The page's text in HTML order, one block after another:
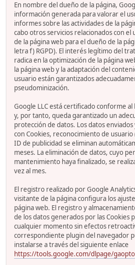
En nombre del dueño de la página,
información generada para valorar el
informes sobre las actividades de la
cabo otros servicios relacionados con
de la página web para el dueño de la
letra f) RGPD). El interés legítimo del
radica en la optimización de la página
la página web y la adaptación del
usuario están garantizados
pseudominización.
Google LLC está certificado conforme al
y, por tanto, queda garantizado un
protección de datos. Los datos enviados
con Cookies, reconocimiento de
ID de publicidad se eliminan
meses. La eliminación de datos, cuyo
mantenimiento haya finalizado, se
vez al mes.
El registro realizado por Google
visitante de la página configura los
página web. El registro y
de los datos generados por las Cookies
cualquier momento sin efectos
correspondiente plugin del navegador
instalarse a través del siguiente enlace
https://tools.google.com/dlpage/